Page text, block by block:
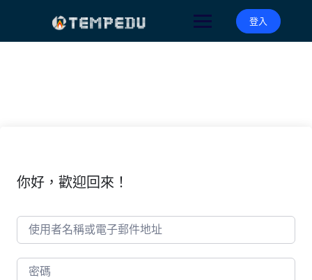
登入
你好，歡迎回來！